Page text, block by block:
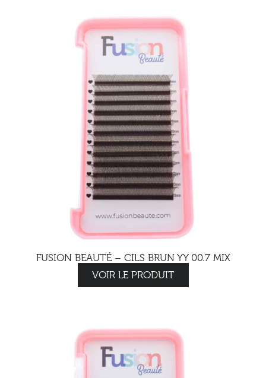
FUSION BEAUTÉ – CILS BRUN YY 00.7 MIX
VOIR LE PRODUIT